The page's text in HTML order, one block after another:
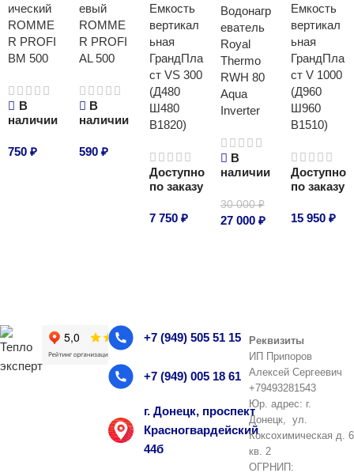
ический
ROMME
R PROFI
BM 500
В
наличии
750 ₽
евый
ROMME
R PROFI
AL 500
В
наличии
590 ₽
Емкость
вертикал
ьная
ГрандПла
ст VS 300
(Д480
Ш480
В1820)
Доступно
по заказу
7 750₽
Водонагр
еватель
Royal
Thermo
RWH 80
Aqua
Inverter
В
наличии
30 000₽
27 000 ₽
Емкость
вертикал
ьная
ГрандПла
ст V 1000
(Д960
Ш960
В1510)
Доступно
по заказу
15 950₽
+7 (949) 505 51 15
+7 (949) 005 18 61
г. Донецк, проспект
Красногвардейский
44б
Реквизиты
ИП Припоров
Алексей Сергеевич
+79493281543
Юр. адрес: г.
Донецк, ул.
Коксохимическая д. 6
кв. 2
ОГРНИП: